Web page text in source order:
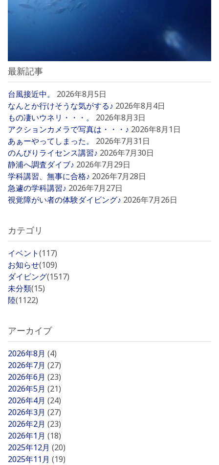
最新記事
台風接近中。
2026年8月5日
なんとか行けそうな気がする♪ 2026年8月4日
もの凄いウネリ・・・。
2026年8月3日
アクションカメラで写真は・・・♪ 2026年8月1日
あぁーやってしまった。
2026年7月31日
のんびりライセンス講習♪ 2026年7月30日
静浦へ調査ダイブ♪ 2026年7月29日
学科講習、無事に合格♪ 2026年7月28日
急遽の学科講習♪ 2026年7月27日
視覚障がい者の体験ダイビング♪ 2026年7月26日
カテゴリ
イベント(117)
お知らせ(109)
ダイビング(1517)
未分類(15)
陸(1122)
アーカイブ
2026年8月 (4)
2026年7月 (27)
2026年6月 (23)
2026年5月 (21)
2026年4月 (24)
2026年3月 (27)
2026年2月 (23)
2026年1月 (18)
2025年12月 (20)
2025年11月 (19)